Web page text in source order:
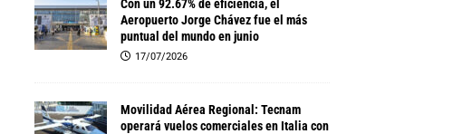
Con un 92.67% de eficiencia, el
Aeropuerto Jorge Chávez fue el más
puntual del mundo en junio
17/07/2026
Movilidad Aérea Regional: Tecnam
operará vuelos comerciales en Italia con